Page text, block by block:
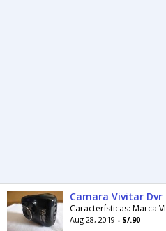
Camara Vivitar Dvr
Características: Marca
Aug 28, 2019 - S/.90